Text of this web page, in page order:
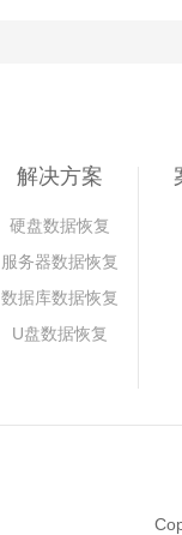
解决方案
硬盘数据恢复
服务器数据恢复
数据库数据恢复
U盘数据恢复